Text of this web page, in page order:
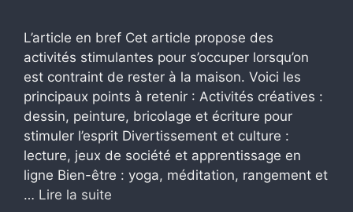
L’article en bref Cet article propose des
activités stimulantes pour s’occuper lorsqu’on
est contraint de rester à la maison. Voici les
principaux points à retenir : Activités créatives :
dessin, peinture, bricolage et écriture pour
stimuler l’esprit Divertissement et culture :
lecture, jeux de société et apprentissage en
ligne Bien-être : yoga, méditation, rangement et
… Lire la suite